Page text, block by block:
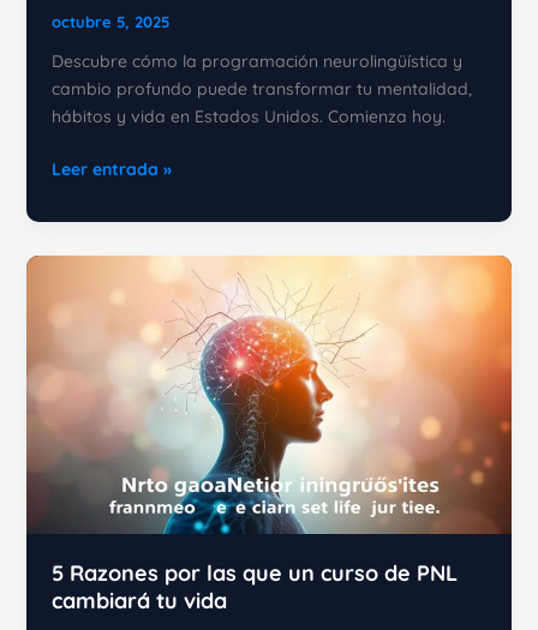
octubre 5, 2025
Descubre cómo la programación neurolingüística y
cambio profundo puede transformar tu mentalidad,
hábitos y vida en Estados Unidos. Comienza hoy.
PNL
Cambio
Profundo:
Tu
Leer entrada »
5 Razones por las que un curso de PNL
cambiará tu vida